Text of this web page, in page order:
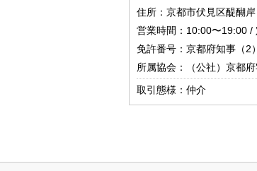
住所：京都市伏見区醍醐
営業時間：10:00〜19:00 /
免許番号：京都府知事（2
所属協会：（公社）京都
取引態様：仲介